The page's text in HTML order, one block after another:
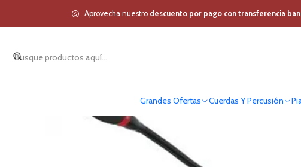
Grandes Ofertas Cuerdas Y Percusión
Aprovecha nuestro descuento por pago con transferencia
Inicio Estudio y Audio Pro Audio Profesional